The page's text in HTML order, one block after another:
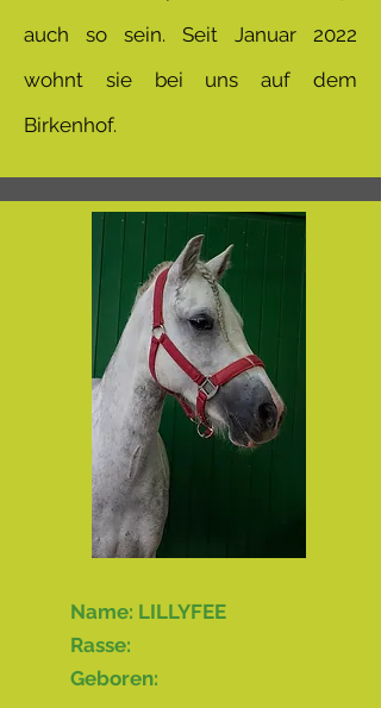
auch so sein. Seit Januar 2022
wohnt sie bei uns auf dem
Birkenhof.
FRIDA
Name: LILLYFEE
Rasse:
Geboren: